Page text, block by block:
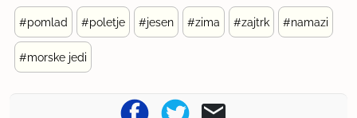
#pomlad #poletje #jesen #zima #zajtrk #namazi
#morske jedi